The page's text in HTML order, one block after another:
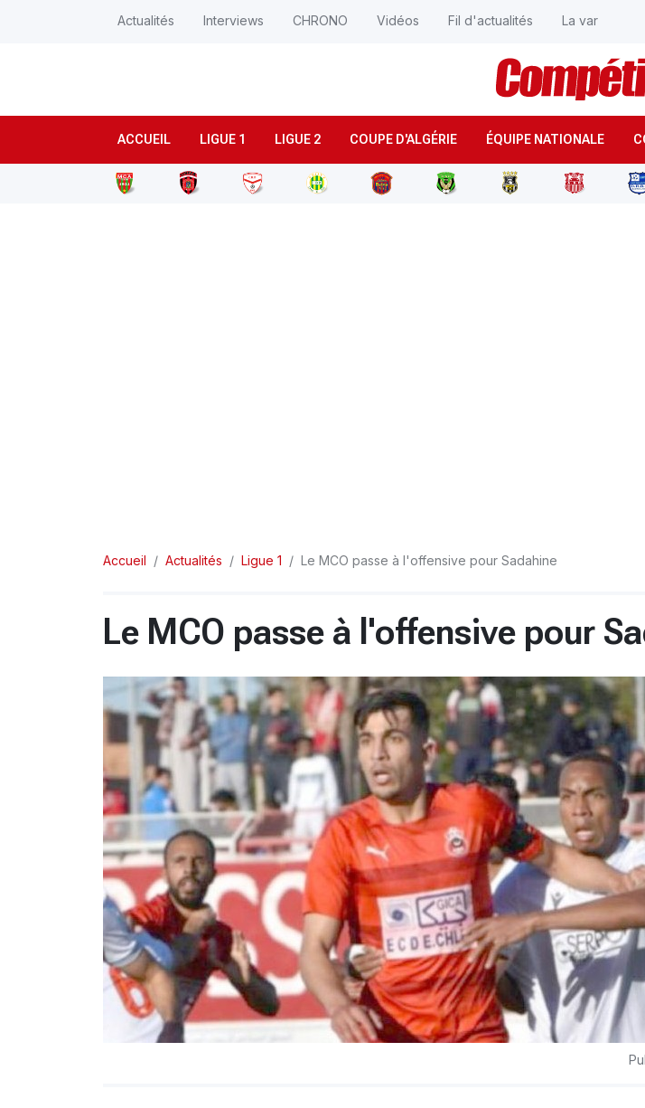
ACCUEIL LIGUE 1 LIGUE 2 COUPE D'ALGÉRIE ÉQUIPE NATIONALE
Actualités Interviews CHRONO Vidéos Fil d'actualités La var
Accueil Actualités Ligue 1 Le MCO passe à l'offensive pour Sadahine
Le MCO passe à l'offensive pour